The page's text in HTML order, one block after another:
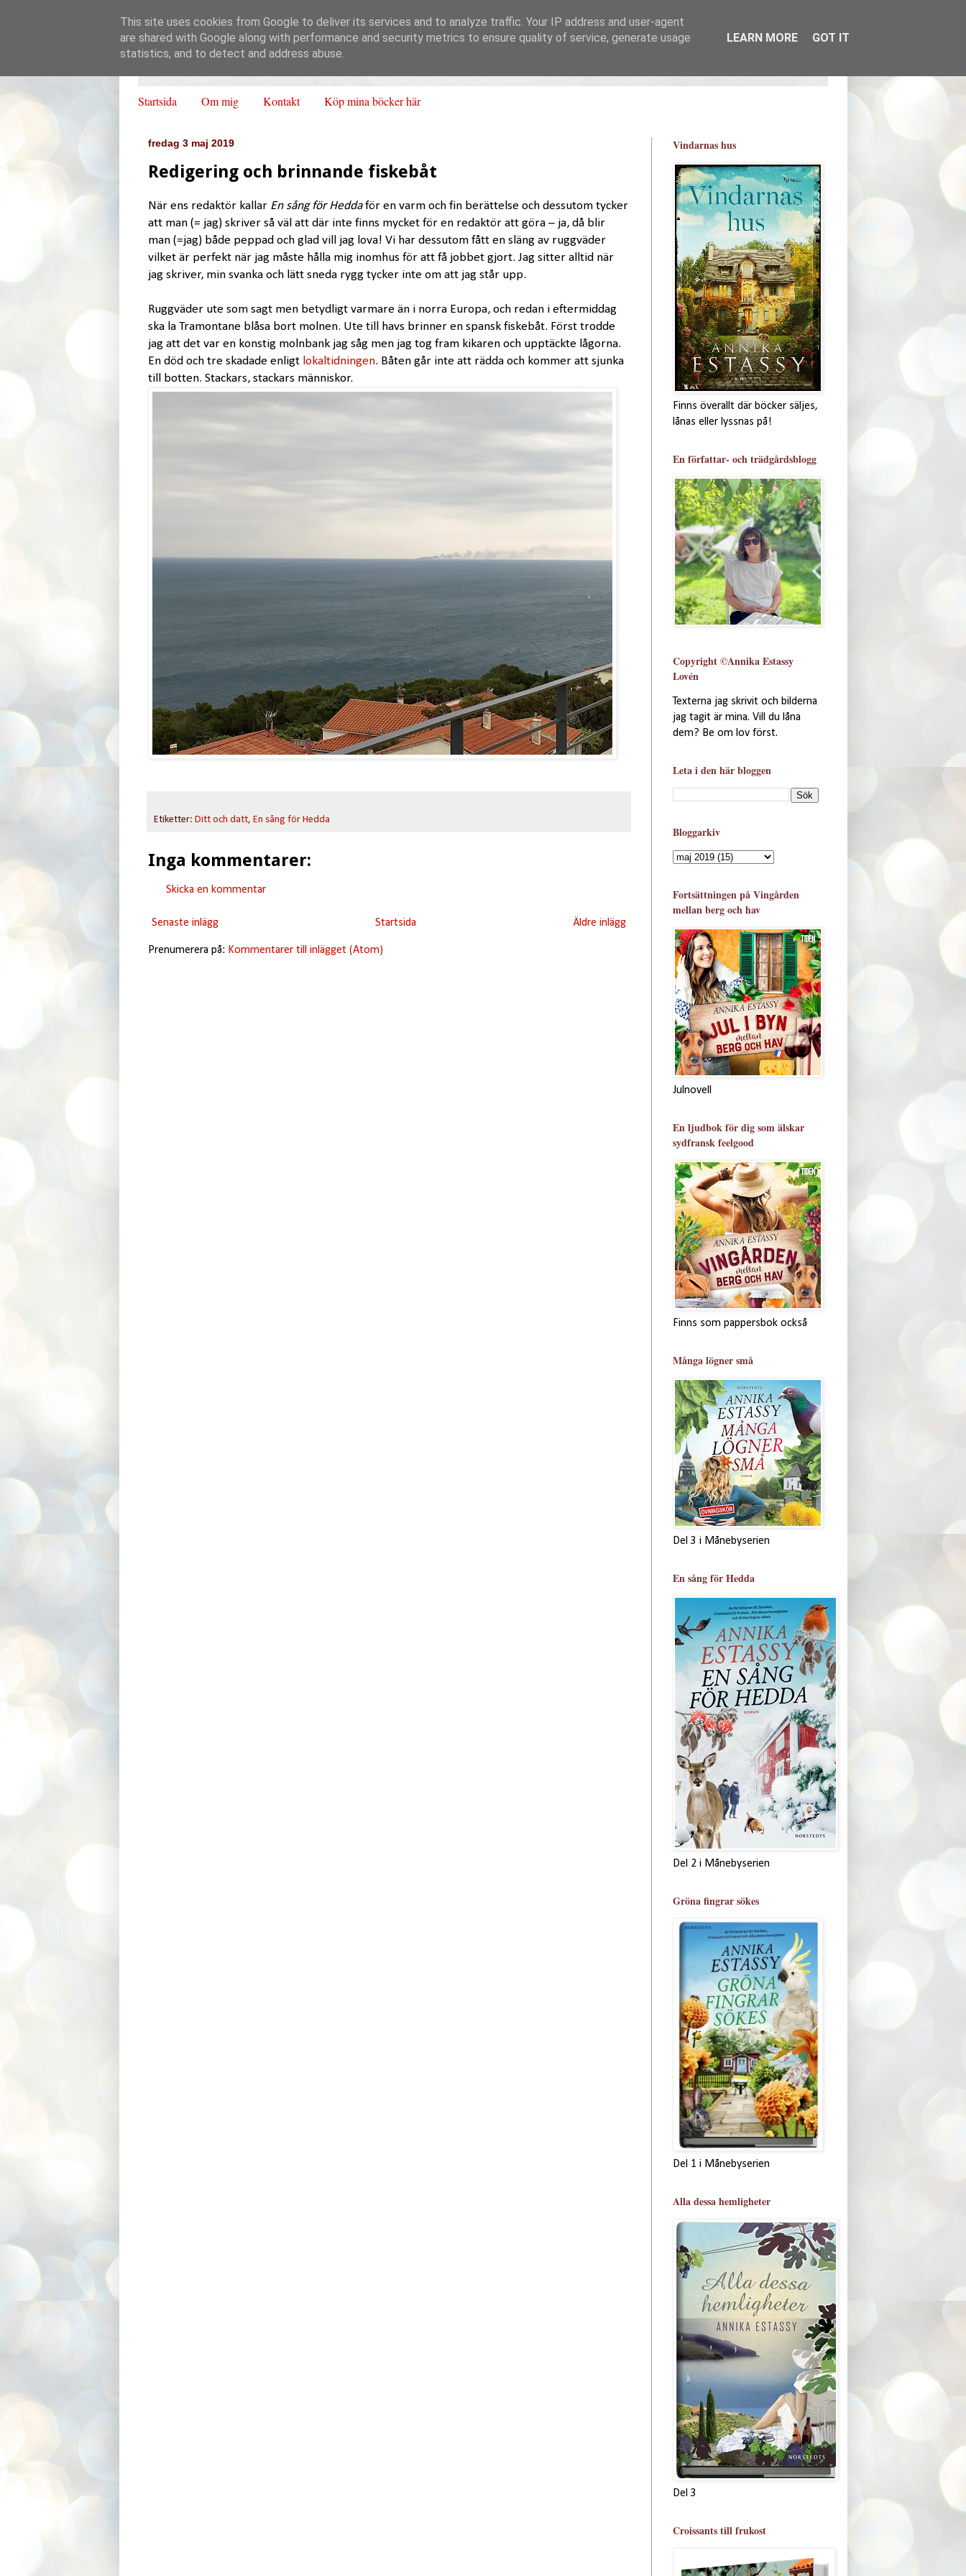
Startsida Om mig Kontakt Köp mina böcker här
fredag 3 maj 2019
Redigering och brinnande fiskebåt
När ens redaktör kallar En sång för Heddaför en varm och fin berättelse och dessutom tycker
att man (= jag) skriver så väl att där inte finns mycket för en redaktör att göra – ja, då blir
man (=jag) både peppad och glad vill jag lova! Vi har dessutom fått en släng av ruggväder
vilket är perfekt när jag måste hålla mig inomhus för att få jobbet gjort. Jag sitter alltid när
jag skriver, min svanka och lätt sneda rygg tycker inte om att jag står upp.
Ruggväder ute som sagt men betydligt varmare än i norra Europa, och redan i eftermiddag
ska la Tramontane blåsa bort molnen. Ute till havs brinner en spansk fiskebåt. Först trodde
jag att det var en konstig molnbank jag såg men jag tog fram kikaren och upptäckte lågorna.
En död och tre skadade enligt lokaltidningen. Båten går inte att rädda och kommer att sjunka
till botten. Stackars, stackars människor.
Etiketter: Ditt och datt, En sång för Hedda
Inga kommentarer:
Skicka en kommentar
Senaste inlägg Äldre inlägg
Startsida
Prenumerera på: Kommentarer till inlägget (Atom)
Vindarnas hus
Finns överallt där böcker säljes,
lånas eller lyssnas på!
En författar- och trädgårdsblogg
Copyright ©Annika Estassy
Lovén
Texterna jag skrivit och bilderna
jag tagit är mina. Vill du låna
dem? Be om lov först.
Leta i den här bloggen
Bloggarkiv
Fortsättningen på Vingården
mellan berg och hav
Julnovell
En ljudbok för dig som älskar
sydfransk feelgood
Finns som pappersbok också
Många lögner små
Del 3 i Månebyserien
En sång för Hedda
Del 2 i Månebyserien
Gröna fingrar sökes
Del 1 i Månebyserien
Alla dessa hemligheter
Del 3
Croissants till frukost
This site uses cookies from Google to deliver its services and to analyze traffic. Your IP address and user-agent
are shared with Google along with performance and security metrics to ensure quality of service, generate usage
statistics, and to detect and address abuse.
LEARN MORE GOT IT